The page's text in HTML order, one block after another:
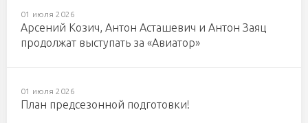
01 июля 2026
Арсений Козич, Антон Асташевич и Антон Заяц
продолжат выступать за «Авиатор»
01 июля 2026
План предсезонной подготовки!